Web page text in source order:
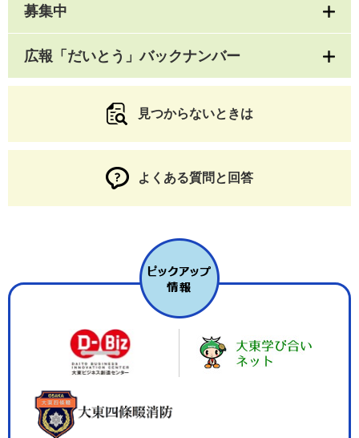
募集中
広報「だいとう」バックナンバー
見つからないときは
よくある質問と回答